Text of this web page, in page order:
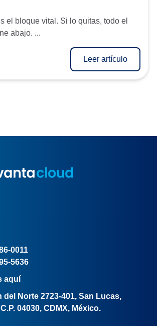
el bloque vital. Si lo quitas, todo el
abajo. ...
Leer artículo
0011
5636
aquí
del Norte 2723-401, San Lucas,
04030, CDMX, México.